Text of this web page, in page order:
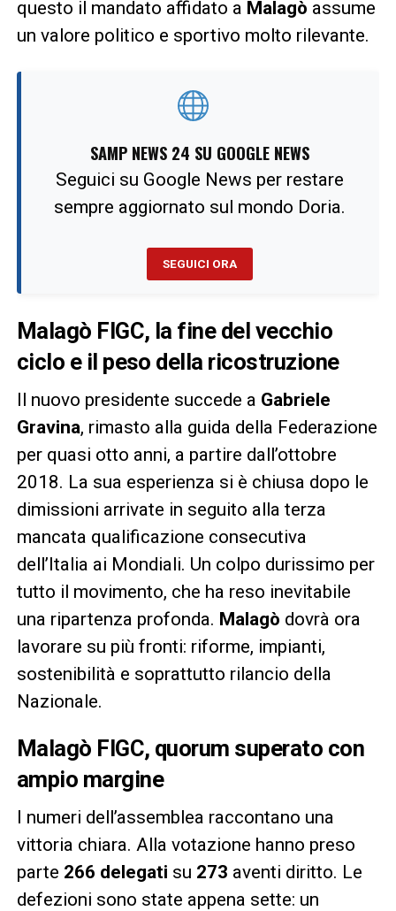
questo il mandato affidato a Malagò assume
un valore politico e sportivo molto rilevante.
SAMP NEWS 24 SU GOOGLE NEWS
Seguici su Google News per restare
sempre aggiornato sul mondo Doria.
SEGUICI ORA
Malagò FIGC, la fine del vecchio
ciclo e il peso della ricostruzione
Il nuovo presidente succede a Gabriele
Gravina, rimasto alla guida della Federazione
per quasi otto anni, a partire dall’ottobre
2018. La sua esperienza si è chiusa dopo le
dimissioni arrivate in seguito alla terza
mancata qualificazione consecutiva
dell’Italia ai Mondiali. Un colpo durissimo per
tutto il movimento, che ha reso inevitabile
una ripartenza profonda. Malagò dovrà ora
lavorare su più fronti: riforme, impianti,
sostenibilità e soprattutto rilancio della
Nazionale.
Malagò FIGC, quorum superato con
ampio margine
I numeri dell’assemblea raccontano una
vittoria chiara. Alla votazione hanno preso
parte 266 delegati su 273 aventi diritto. Le
defezioni sono state appena sette: un